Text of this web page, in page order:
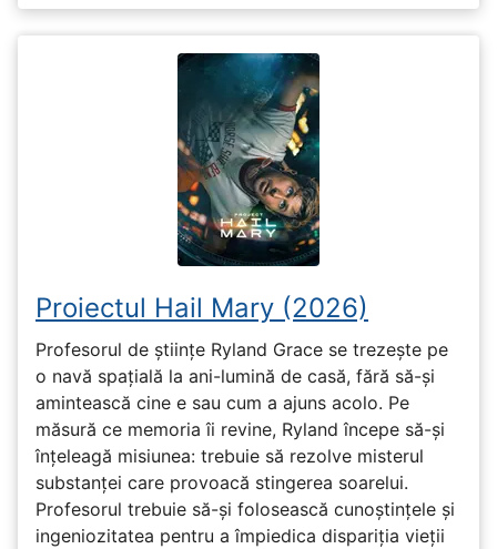
Proiectul Hail Mary (2026)
Profesorul de științe Ryland Grace se trezește pe
o navă spațială la ani-lumină de casă, fără să-și
amintească cine e sau cum a ajuns acolo. Pe
măsură ce memoria îi revine, Ryland începe să-și
înțeleagă misiunea: trebuie să rezolve misterul
substanței care provoacă stingerea soarelui.
Profesorul trebuie să-și folosească cunoștințele și
ingeniozitatea pentru a împiedica dispariția vieții